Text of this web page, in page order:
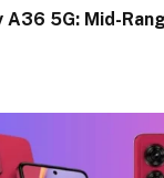
A36 5G: Mid-